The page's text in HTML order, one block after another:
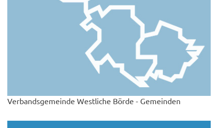
Verbandsgemeinde Westliche Börde - Gemeinden